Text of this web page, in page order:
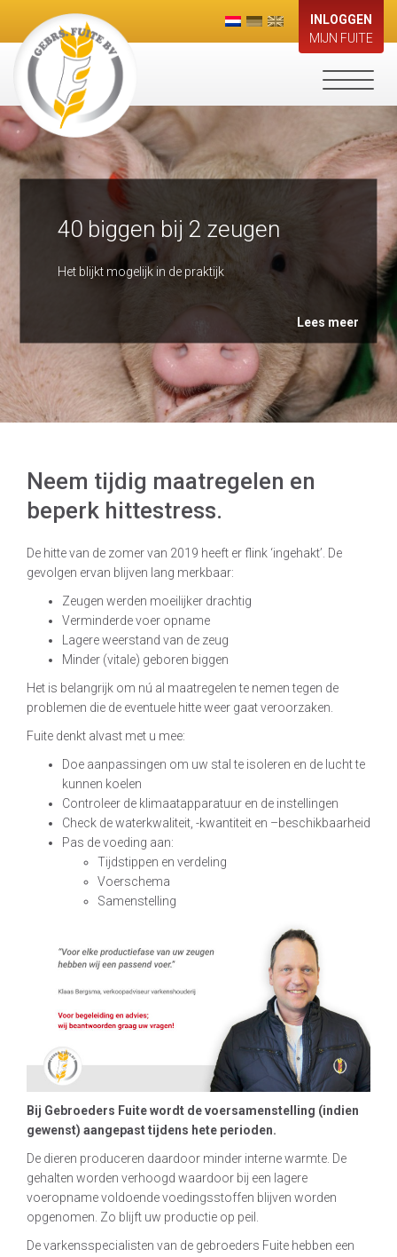
INLOGGEN
MIJN FUITE
Toggle
40 biggen bij 2 zeugen
Het blijkt mogelijk in de praktijk
Lees meer
Neem tijdig maatregelen en
beperk hittestress.
De hitte van de zomer van 2019 heeft er flink ‘ingehakt’. De
gevolgen ervan blijven lang merkbaar:
Zeugen werden moeilijker drachtig
Verminderde voer opname
Lagere weerstand van de zeug
Minder (vitale) geboren biggen
Het is belangrijk om nú al maatregelen te nemen tegen de
problemen die de eventuele hitte weer gaat veroorzaken.
Fuite denkt alvast met u mee:
Doe aanpassingen om uw stal te isoleren en de lucht te
kunnen koelen
Controleer de klimaatapparatuur en de instellingen
Check de waterkwaliteit, -kwantiteit en –beschikbaarheid
Pas de voeding aan:
Tijdstippen en verdeling
Voerschema
Samenstelling
Bij Gebroeders Fuite wordt de voersamenstelling (indien
gewenst) aangepast tijdens hete perioden.
De dieren produceren daardoor minder interne warmte. De
gehalten worden verhoogd waardoor bij een lagere
voeropname voldoende voedingsstoffen blijven worden
opgenomen. Zo blijft uw productie op peil.
De varkensspecialisten van de gebroeders Fuite hebben een